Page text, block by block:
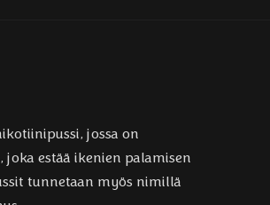
jossa on
joka estää ikenien palamisen
tunnetaan myös nimillä